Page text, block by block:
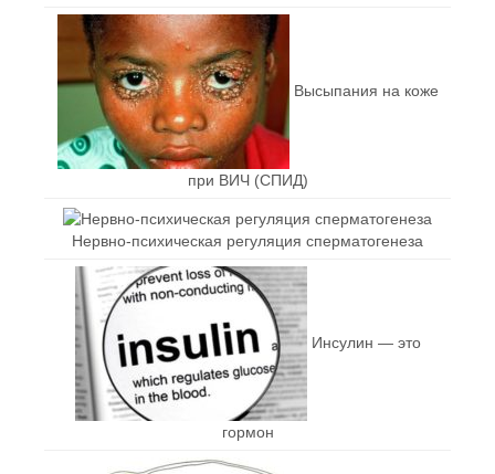
Высыпания на коже
при ВИЧ (СПИД)
Нервно-психическая регуляция сперматогенеза
Инсулин — это
гормон